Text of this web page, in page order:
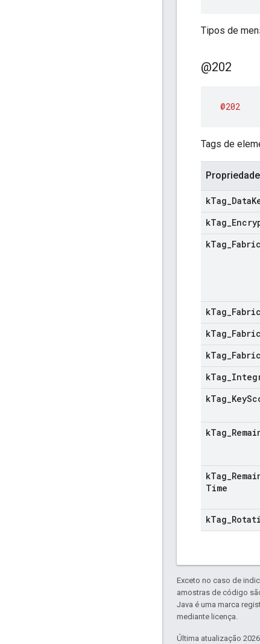
Tipos de
@202
@202
Tags de
kTag Data
kTag
kTag Fabric
kTag Fabric
kTag Fabric
kTag Fabric
kTag
kTag Key
kTag
kTag
Time
kTag
Exceto no caso de
amostras de código
Java é uma marca
mediante licença.
Última atualização